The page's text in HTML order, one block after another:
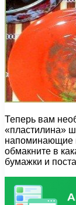
Теперь вам
«пластилина»
напоминающие
обмакните в
бумажки и